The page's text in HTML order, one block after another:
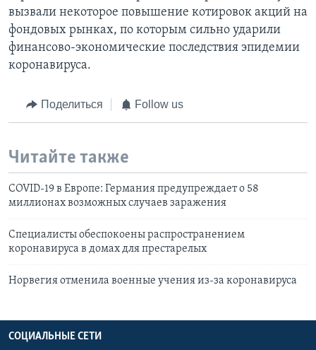
вызвали некоторое повышение котировок акций на
фондовых рынках, по которым сильно ударили
финансово-экономические последствия эпидемии
коронавируса.
Поделиться Follow us
Читайте также
COVID-19 в Европе: Германия предупреждает о 58
миллионах возможных случаев заражения
Специалисты обеспокоены распространением
коронавируса в домах для престарелых
Норвегия отменила военные учения из-за коронавируса
СОЦИАЛЬНЫЕ СЕТИ